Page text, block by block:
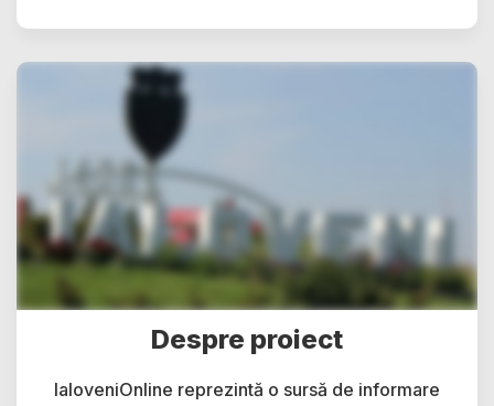
Despre proiect
IaloveniOnline reprezintă o sursă de informare